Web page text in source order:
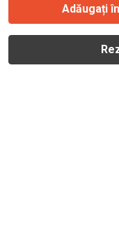
Adăugați